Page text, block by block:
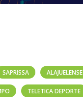
SAPRISSA ALAJUELENSE
TELETICA DEPORTE